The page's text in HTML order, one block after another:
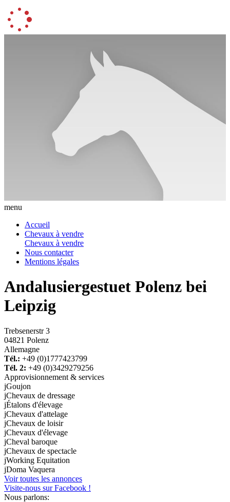
menu
Accueil
Chevaux à vendre
Chevaux à vendre
Nous contacter
Mentions légales
Andalusiergestuet Polenz bei
Leipzig
Trebsenerstr 3
04821 Polenz
Allemagne
Tél.: +49 (0)1777423799
Tél. 2: +49 (0)3429279256
Approvisionnement & services
jGoujon
jChevaux de dressage
jÉtalons d'élevage
jChevaux d'attelage
jChevaux de loisir
jChevaux d'élevage
jCheval baroque
jChevaux de spectacle
jWorking Equitation
jDoma Vaquera
Voir toutes les annonces
Visite-nous sur Facebook !
Nous parlons: